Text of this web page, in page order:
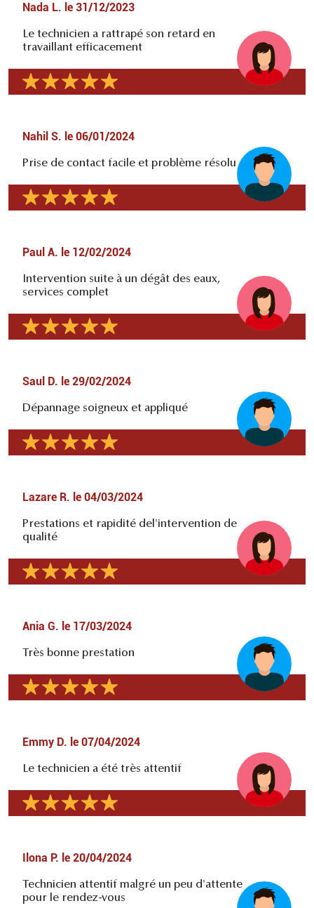
Nada L. le 31/12/2023
Le technicien a rattrapé son retard en
travaillant efficacement
Nahil S. le 06/01/2024
Prise de contact facile et problème résolu
Paul A. le 12/02/2024
Intervention suite à un dégât des eaux,
services complet
Saul D. le 29/02/2024
Dépannage soigneux et appliqué
Lazare R. le 04/03/2024
Prestations et rapidité del'intervention de
qualité
Ania G. le 17/03/2024
Très bonne prestation
Emmy D. le 07/04/2024
Le technicien a été très attentif
Ilona P. le 20/04/2024
Technicien attentif malgré un peu d'attente
pour le rendez-vous